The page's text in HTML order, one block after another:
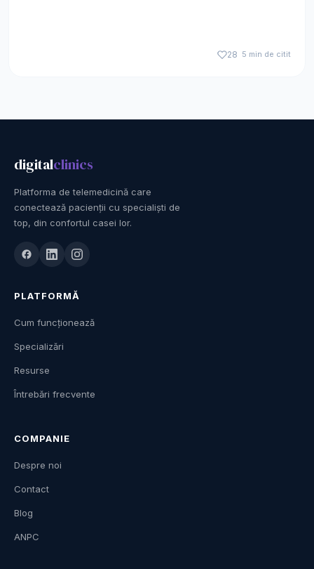
28 5 min de citit
digitalclinics
Platforma de telemedicină care
conectează pacienții cu specialiști de
top, din confortul casei lor.
PLATFORMĂ
Cum funcționează
Specializări
Resurse
Întrebări frecvente
COMPANIE
Despre noi
Contact
Blog
ANPC